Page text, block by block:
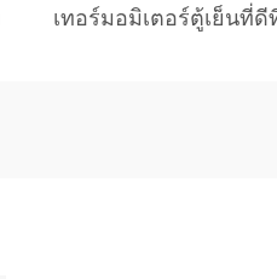
เทอร์มอมิเตอร์ตู้เย็นที่